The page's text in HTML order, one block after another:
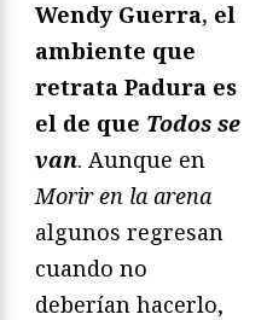
Wendy Guerra, el
ambiente que
retrata Padura es
el de que Todos se
van. Aunque en
Morir en la arena
algunos regresan
cuando no
deberían hacerlo,